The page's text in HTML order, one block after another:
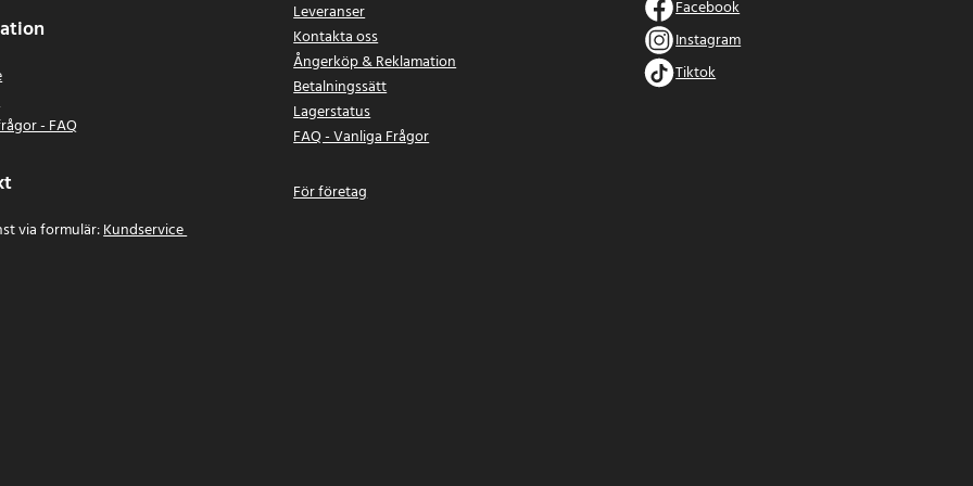
- FAQ
via formulär:Kundservice
Leveranser
Kontakta oss
Ångerköp & Reklamation
Betalningssätt
Lagerstatus
FAQ - Vanliga Frågor
För företag
Facebook
Instagram
Tiktok